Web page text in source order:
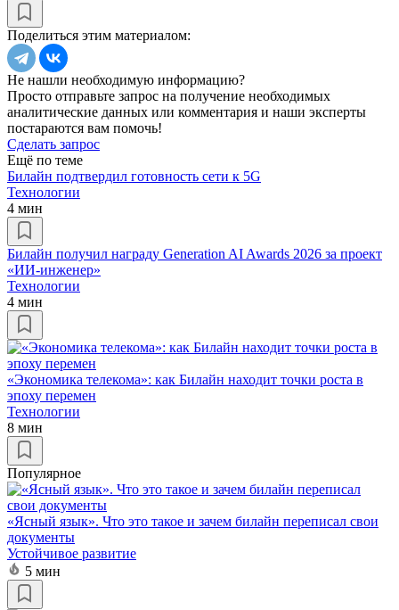
Поделиться этим материалом:
Не нашли необходимую информацию?
Просто отправьте запрос на получение необходимых
аналитические данных или комментария и наши эксперты
постараются вам помочь!
Сделать запрос
Ещё по теме
Билайн подтвердил готовность сети к 5G
Технологии
4 мин
Билайн получил награду Generation AI Awards 2026 за проект
«ИИ-инженер»
Технологии
4 мин
«Экономика телекома»: как Билайн находит точки роста в
эпоху перемен
Технологии
8 мин
Популярное
«Ясный язык». Что это такое и зачем билайн переписал свои
документы
Устойчивое развитие
5 мин